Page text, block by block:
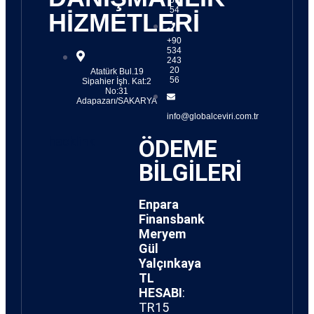
HİZMETLERİ
Atatürk Bul.19
Sipahier İşh. Kat:2
No:31
Adapazarı/SAKARYA
54
+90
534
243
20
56
info@globalceviri.com.tr
ÖDEME
BİLGİLERİ
Enpara
Finansbank
Meryem
Gül
Yalçınkaya
TL
HESABI:
TR15